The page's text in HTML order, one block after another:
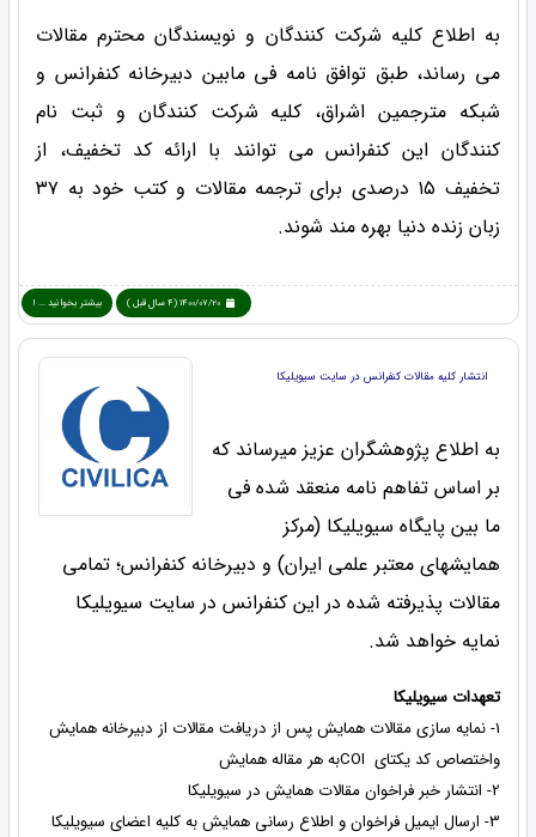
به اطلاع کلیه شرکت کنندگان و نویسندگان محترم مقالات
می رساند، طبق توافق نامه فی مابین دبیرخانه کنفرانس و
شبکه مترجمین اشراق، کلیه شرکت کنندگان و ثبت نام
کنندگان این کنفرانس می توانند با ارائه کد تخفیف، از
تخفیف ۱۵ درصدی برای ترجمه مقالات و کتب خود به ۳۷
زبان زنده دنیا بهره مند شوند.
1400/07/20 (4 سال قبل ) بیشتر بخوانید ... !
انتشار کلیه مقالات کنفرانس در سایت سیویلیکا
به اطلاع پژوهشگران عزیز میرساند که
بر اساس تفاهم نامه منعقد شده فی
ما بین پایگاه سیویلیکا (مرکز
همایشهای معتبر علمی ایران) و دبیرخانه کنفرانس؛ تمامی
مقالات پذیرفته شده در این کنفرانس در سایت سیویلیکا
نمایه خواهد شد.
تعهدات سیویلیکا
1- نمایه سازی مقالات همایش پس از دریافت مقالات از دبیرخانه همایش
واختصاص کد یکتای COIبه هر مقاله همایش
2- انتشار خبر فراخوان مقالات همایش در سیویلیکا
3- ارسال ایمیل فراخوان و اطلاع رسانی همایش به کلیه اعضای سیویلیکا